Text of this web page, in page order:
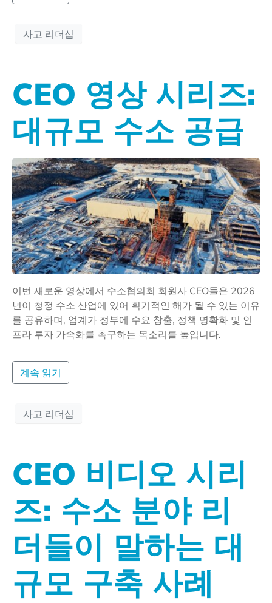
사고 리더십
CEO 영상 시리즈:
대규모 수소 공급
이번 새로운 영상에서 수소협의회 회원사 CEO들은 2026
년이 청정 수소 산업에 있어 획기적인 해가 될 수 있는 이유
를 공유하며, 업계가 정부에 수요 창출, 정책 명확화 및 인
프라 투자 가속화를 촉구하는 목소리를 높입니다.
계속 읽기
사고 리더십
CEO 비디오 시리
즈: 수소 분야 리
더들이 말하는 대
규모 구축 사례